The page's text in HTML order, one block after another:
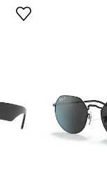
Ray-Ban